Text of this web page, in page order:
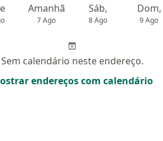
Amanhã
7 Ago
Sáb,
8 Ago
Dom,
9 Ago
Sem calendário neste endereço.
endereços com calendário